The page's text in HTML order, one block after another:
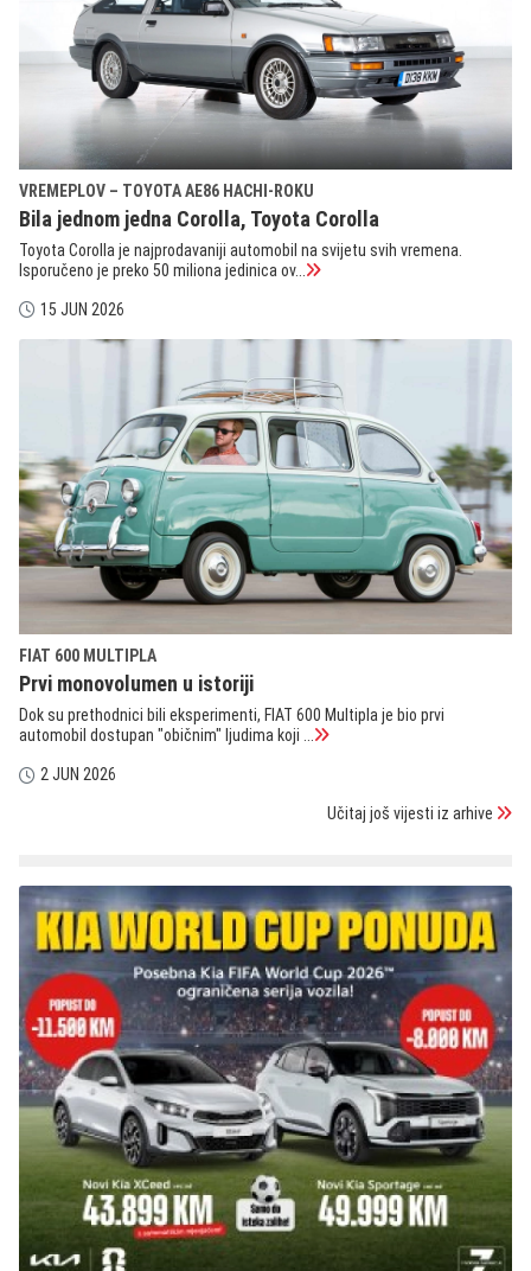
VREMEPLOV – TOYOTA AE86 HACHI-ROKU
Bila jednom jedna Corolla, Toyota Corolla
Toyota Corolla je najprodavaniji automobil na svijetu svih vremena.
Isporučeno je preko 50 miliona jedinica ov...
15 JUN 2026
FIAT 600 MULTIPLA
Prvi monovolumen u istoriji
Dok su prethodnici bili eksperimenti, FIAT 600 Multipla je bio prvi
automobil dostupan "običnim" ljudima koji ...
2 JUN 2026
Učitaj još vijesti iz arhive